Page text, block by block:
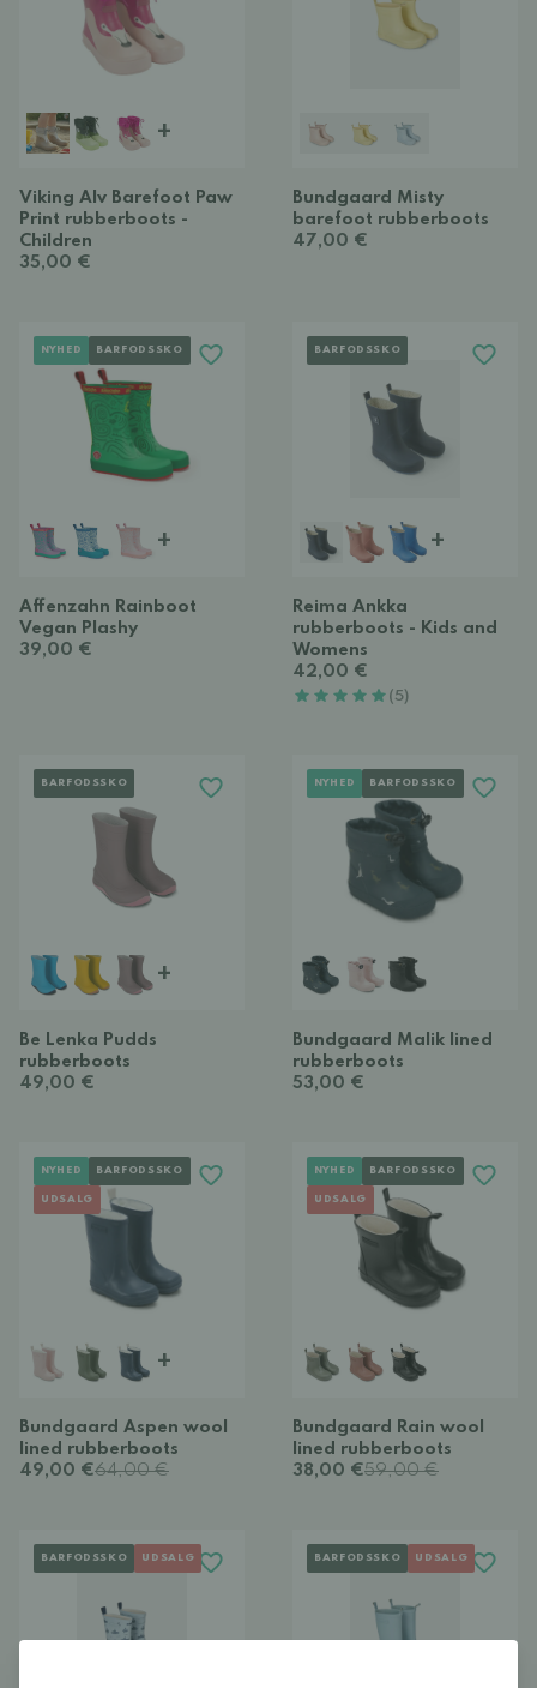
+
Viking Alv Barefoot Paw
Print rubberboots -
Children
35,00 €
Bundgaard Misty
barefoot rubberboots
47,00 €
+
NYHED BARFODSSKO
Affenzahn Rainboot
Vegan Plashy
39,00 €
+
BARFODSSKO
Reima Ankka
rubberboots - Kids and
Womens
42,00 €
(5)
+
BARFODSSKO
Be Lenka Pudds
rubberboots
49,00 €
NYHED BARFODSSKO
Bundgaard Malik lined
rubberboots
53,00 €
+
NYHED BARFODSSKO
UDSALG
Bundgaard Aspen wool
lined rubberboots
49,00 €64,00 €
NYHED BARFODSSKO
UDSALG
Bundgaard Rain wool
lined rubberboots
38,00 €59,00 €
BARFODSSKO UDSALG BARFODSSKO UDSALG